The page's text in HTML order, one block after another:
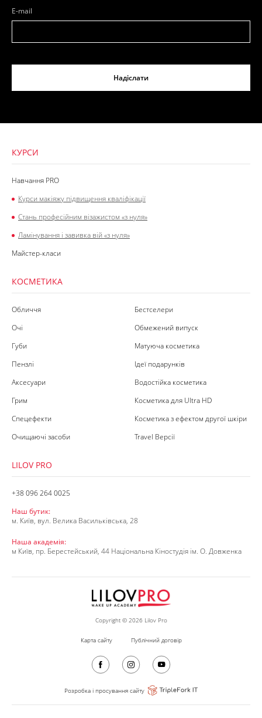
E-mail
Надіслати
КУРСИ
Навчання PRO
Курси макіяжу підвищення кваліфікації
Стань професійним візажистом «з нуля»
Ламінування і завивка вій «з нуля»
Майстер-класи
КОСМЕТИКА
Обличчя
Очі
Губи
Пензлі
Аксесуари
Грим
Спецефекти
Очищаючі засоби
Бестселери
Обмежений випуск
Матуюча косметика
Ідеї подарунків
Водостійка косметика
Косметика для Ultra HD
Косметика з ефектом другої шкіри
Travel Версії
LILOV PRO
+38 096 264 0025
Наш бутик:
м. Київ, вул. Велика Васильківська, 28
Наша академія:
м Київ, пр. Берестейський, 44 Національна Кіностудія ім. О. Довженка
Copyright © 2026 Lilov Pro
Карта сайту Публічний договір
Розробка і просування сайту